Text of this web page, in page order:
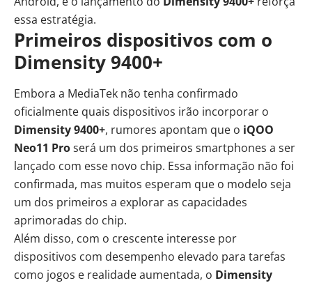
essa estratégia.
Primeiros dispositivos com o
Dimensity 9400+
Embora a MediaTek não tenha confirmado
oficialmente quais dispositivos irão incorporar o
Dimensity 9400+, rumores apontam que o iQOO
Neo11 Proserá um dos primeiros smartphones a ser
lançado com esse novo chip. Essa informação não foi
confirmada, mas muitos esperam que o modelo seja
um dos primeiros a explorar as capacidades
aprimoradas do chip.
Além disso, com o crescente interesse por
dispositivos com desempenho elevado para tarefas
como jogos e realidade aumentada, o Dimensity